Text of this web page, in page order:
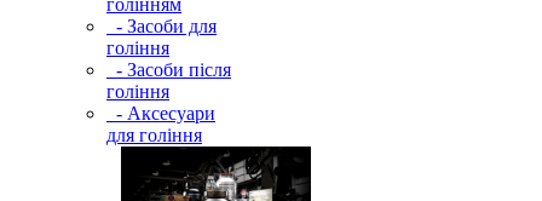
голінням
- Засоби для
гоління
- Засоби після
гоління
- Аксесуари
для гоління